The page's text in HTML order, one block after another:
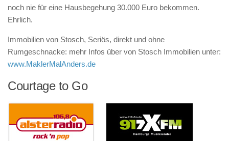
noch nie für eine Hausbegehung 30.000 Euro bekommen.
Ehrlich.
Immobilien von Stosch, Seriös, direkt und ohne
Rumgeschnacke: mehr Infos über von Stosch Immobilien unter:
www.MaklerMalAnders.de
Courtage to Go